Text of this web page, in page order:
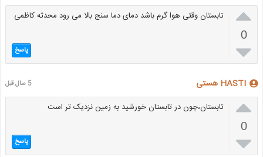

0

تابستان وقتی هوا گرم باشد دمای دما سنج بالا می رود محدثه کاظمی
پاسخ
HASTI هستی 5 سال قبل

0

تابستان،چون در تابستان خورشید به زمین نزدیک تر است
پاسخ